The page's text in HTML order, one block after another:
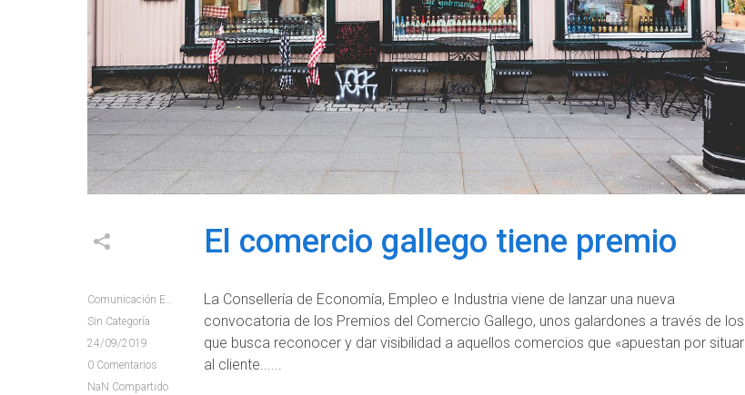
Comunicación E+e
Sin Categoría
24/09/2019
0 Comentarios
NaN Compartido
El comercio gallego tiene premio
La Consellería de Economía, Empleo e Industria viene de lanzar una nueva
convocatoria de los Premios del Comercio Gallego, unos galardones a través de los
que busca reconocer y dar visibilidad a aquellos comercios que «apuestan por situar
al cliente...